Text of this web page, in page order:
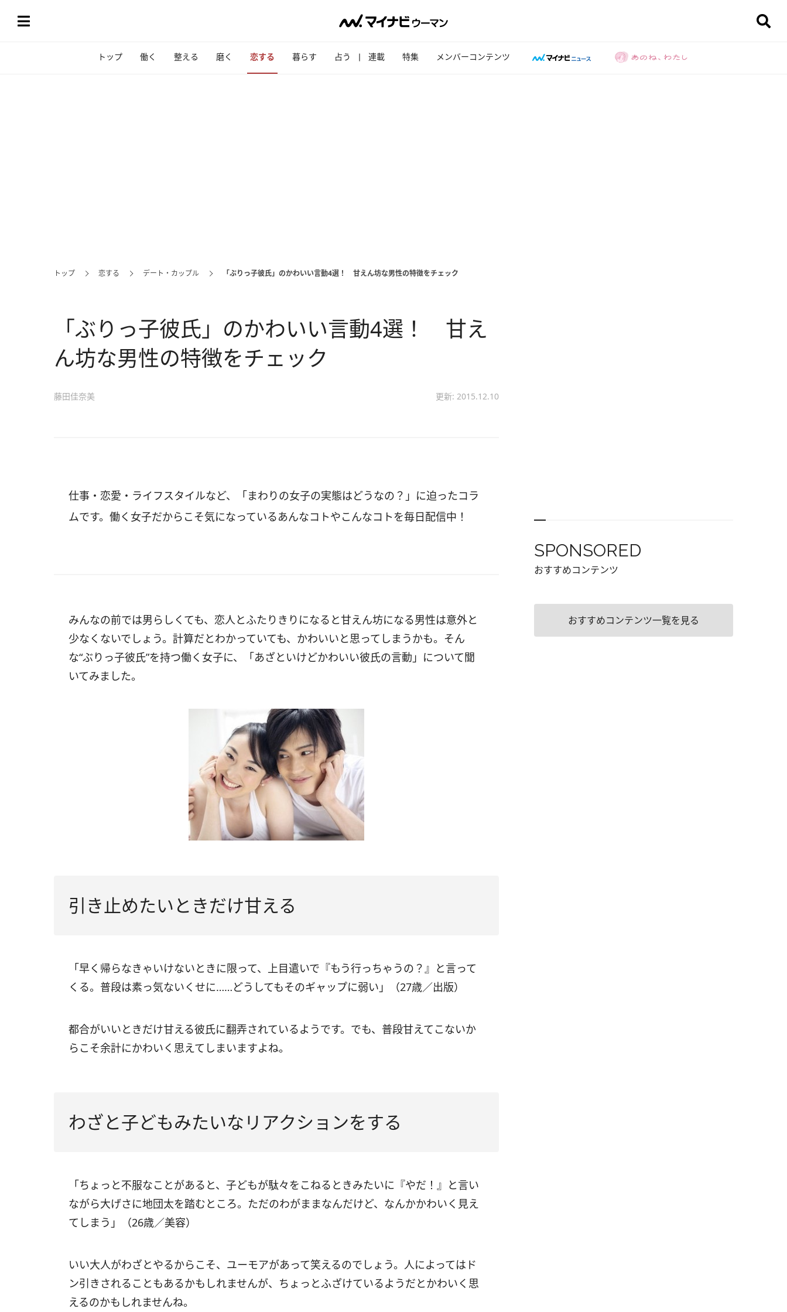
トップ 働く 整える 磨く 恋する 暮らす 占う 連載 特集 メンバーコンテンツ
トップ 恋する デート・カップル 「ぶりっ子彼氏」のかわいい言動4選！ 甘えん坊な男性の特徴をチェック
「ぶりっ子彼氏」のかわいい言動4選！ 甘え
ん坊な男性の特徴をチェック
藤田佳奈美 更新: 2015.12.10
仕事・恋愛・ライフスタイルなど、「まわりの女子の実態はどうなの？」に迫ったコラ
ムです。働く女子だからこそ気になっているあんなコトやこんなコトを毎日配信中！
みんなの前では男らしくても、恋人とふたりきりになると甘えん坊になる男性は意外と
少なくないでしょう。計算だとわかっていても、かわいいと思ってしまうかも。そん
な“ぶりっ子彼氏”を持つ働く女子に、「あざといけどかわいい彼氏の言動」について聞
いてみました。
引き止めたいときだけ甘える
「早く帰らなきゃいけないときに限って、上目遣いで『もう行っちゃうの？』と言って
くる。普段は素っ気ないくせに……どうしてもそのギャップに弱い」（27歳／出版）
都合がいいときだけ甘える彼氏に翻弄されているようです。でも、普段甘えてこないか
らこそ余計にかわいく思えてしまいますよね。
わざと子どもみたいなリアクションをする
「ちょっと不服なことがあると、子どもが駄々をこねるときみたいに『やだ！』と言い
ながら大げさに地団太を踏むところ。ただのわがままなんだけど、なんかかわいく見え
てしまう」（26歳／美容）
いい大人がわざとやるからこそ、ユーモアがあって笑えるのでしょう。人によってはド
ン引きされることもあるかもしれませんが、ちょっとふざけているようだとかわいく思
えるのかもしれませんね。
SPONSORED
おすすめコンテンツ
おすすめコンテンツ一覧を見る